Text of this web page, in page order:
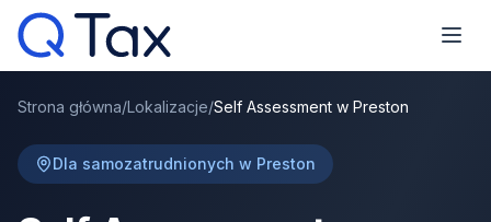
Strona główna/Lokalizacje/Self Assessment w Preston
Dla samozatrudnionych w Preston